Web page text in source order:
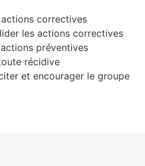
correctives
les actions correctives
préventives
récidive
et encourager le groupe